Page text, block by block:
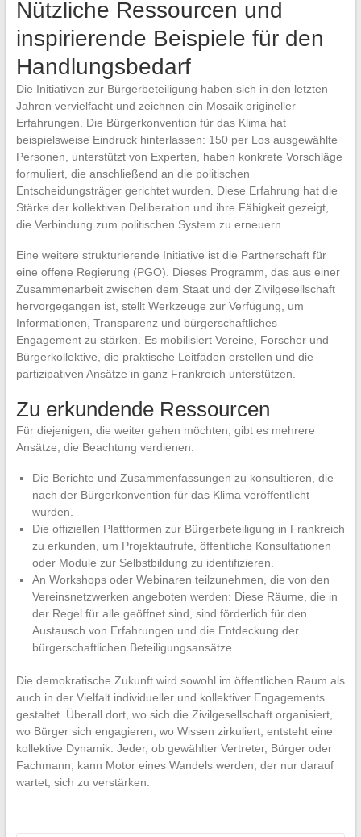
Nützliche Ressourcen und
inspirierende Beispiele für den
Handlungsbedarf
Die Initiativen zur Bürgerbeteiligung haben sich in den letzten
Jahren vervielfacht und zeichnen ein Mosaik origineller
Erfahrungen. Die Bürgerkonvention für das Klima hat
beispielsweise Eindruck hinterlassen: 150 per Los ausgewählte
Personen, unterstützt von Experten, haben konkrete Vorschläge
formuliert, die anschließend an die politischen
Entscheidungsträger gerichtet wurden. Diese Erfahrung hat die
Stärke der kollektiven Deliberation und ihre Fähigkeit gezeigt,
die Verbindung zum politischen System zu erneuern.
Eine weitere strukturierende Initiative ist die Partnerschaft für
eine offene Regierung (PGO). Dieses Programm, das aus einer
Zusammenarbeit zwischen dem Staat und der Zivilgesellschaft
hervorgegangen ist, stellt Werkzeuge zur Verfügung, um
Informationen, Transparenz und bürgerschaftliches
Engagement zu stärken. Es mobilisiert Vereine, Forscher und
Bürgerkollektive, die praktische Leitfäden erstellen und die
partizipativen Ansätze in ganz Frankreich unterstützen.
Zu erkundende Ressourcen
Für diejenigen, die weiter gehen möchten, gibt es mehrere
Ansätze, die Beachtung verdienen:
Die Berichte und Zusammenfassungen zu konsultieren, die
nach der Bürgerkonvention für das Klima veröffentlicht
wurden.
Die offiziellen Plattformen zur Bürgerbeteiligung in Frankreich
zu erkunden, um Projektaufrufe, öffentliche Konsultationen
oder Module zur Selbstbildung zu identifizieren.
An Workshops oder Webinaren teilzunehmen, die von den
Vereinsnetzwerken angeboten werden: Diese Räume, die in
der Regel für alle geöffnet sind, sind förderlich für den
Austausch von Erfahrungen und die Entdeckung der
bürgerschaftlichen Beteiligungsansätze.
Die demokratische Zukunft wird sowohl im öffentlichen Raum als
auch in der Vielfalt individueller und kollektiver Engagements
gestaltet. Überall dort, wo sich die Zivilgesellschaft organisiert,
wo Bürger sich engagieren, wo Wissen zirkuliert, entsteht eine
kollektive Dynamik. Jeder, ob gewählter Vertreter, Bürger oder
Fachmann, kann Motor eines Wandels werden, der nur darauf
wartet, sich zu verstärken.